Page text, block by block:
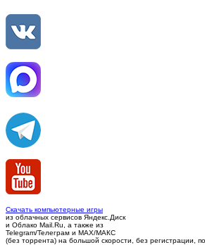
Скачать компьютерные игры
из облачных сервисов Яндекс.Диск
и Облако Mail.Ru, а также из
Telegram/Телеграм и MAX/МАКС
(без торрента) на большой скорости, без регистрации,